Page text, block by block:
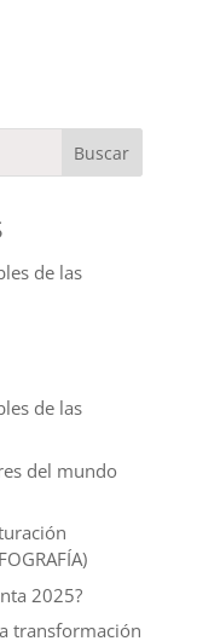
de las
de las
del mundo
2025?
transformación